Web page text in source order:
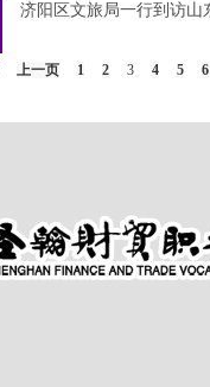
上一页 1 2 3 4 5 6